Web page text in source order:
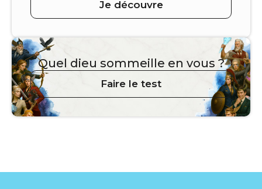
Je découvre
Quel dieu sommeille en vous ?
Faire le test